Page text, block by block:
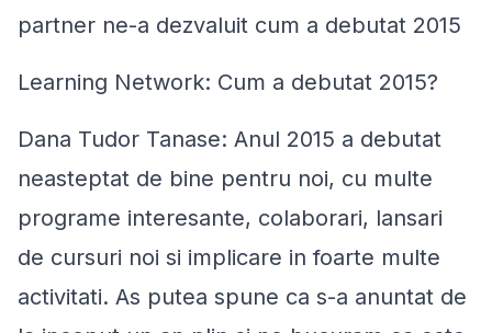
partner ne-a dezvaluit cum a debutat 2015
Learning Network: Cum a debutat 2015?
Dana Tudor Tanase: Anul 2015 a debutat
neasteptat de bine pentru noi, cu multe
programe interesante, colaborari, lansari
de cursuri noi si implicare in foarte multe
activitati. As putea spune ca s-a anuntat de